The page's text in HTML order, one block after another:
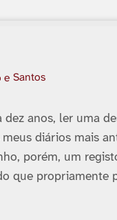
e Santos
dez anos, ler uma
diários mais
porém, um
que propriamente